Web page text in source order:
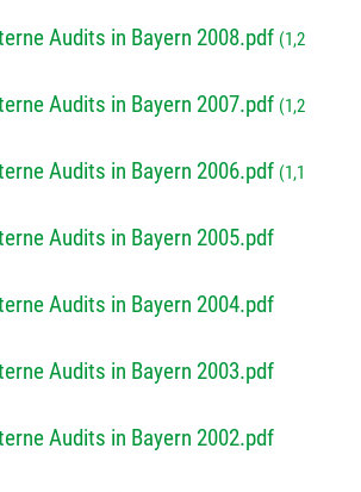
Audits in Bayern 2008.pdf (1,2
Audits in Bayern 2007.pdf (1,2
Audits in Bayern 2006.pdf (1,1
Audits in Bayern 2005.pdf
Audits in Bayern 2004.pdf
Audits in Bayern 2003.pdf
Audits in Bayern 2002.pdf